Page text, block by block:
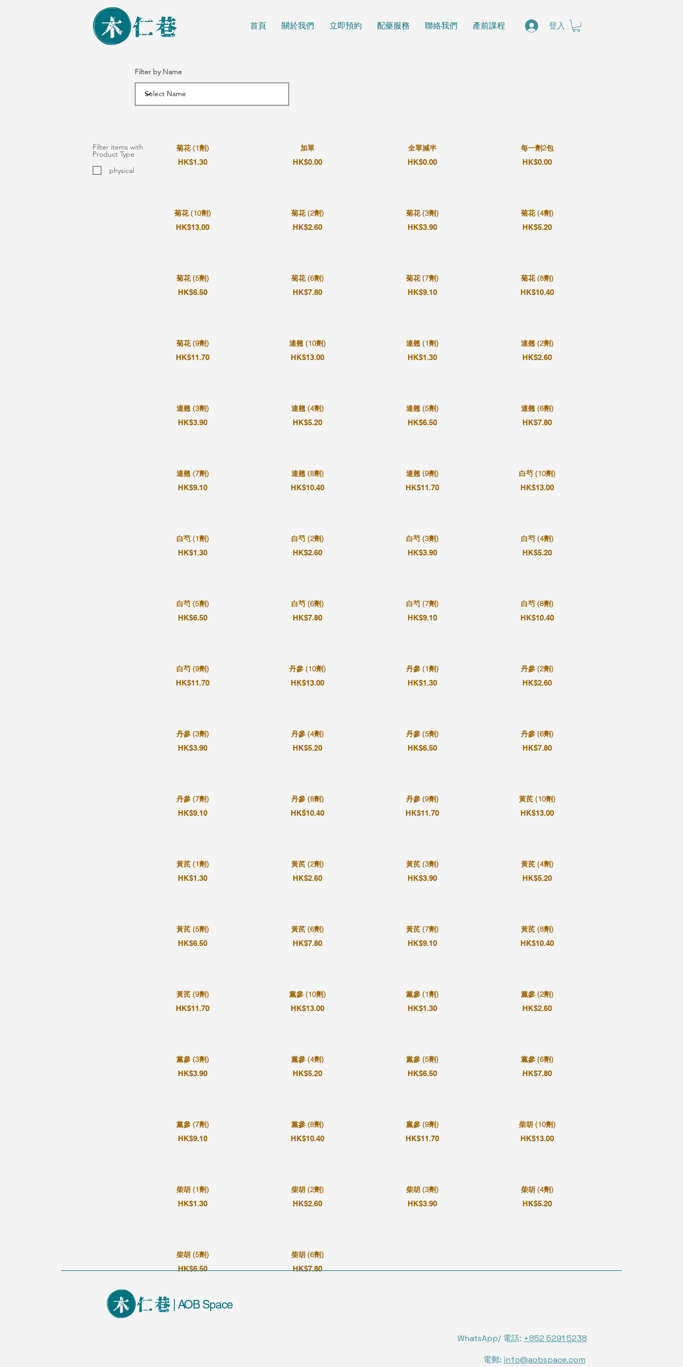
首頁 關於我們 立即預約 配藥服務 聯絡我們 產前課程 登入
Filter by Name
菊花 (1劑)
HK$1.30
菊花 (10劑)
HK$13.00
菊花 (5劑)
HK$6.50
菊花 (9劑)
HK$11.70
連翹 (3劑)
HK$3.90
連翹 (7劑)
HK$9.10
白芍 (1劑)
HK$1.30
白芍 (5劑)
HK$6.50
白芍 (9劑)
HK$11.70
丹參 (3劑)
HK$3.90
丹參 (7劑)
HK$9.10
黃芪 (1劑)
HK$1.30
黃芪 (5劑)
HK$6.50
黃芪 (9劑)
HK$11.70
黨參 (3劑)
HK$3.90
黨參 (7劑)
HK$9.10
柴胡 (1劑)
HK$1.30
柴胡 (5劑)
HK$6.50
加單
HK$0.00
菊花 (2劑)
HK$2.60
菊花 (6劑)
HK$7.80
連翹 (10劑)
HK$13.00
連翹 (4劑)
HK$5.20
連翹 (8劑)
HK$10.40
白芍 (2劑)
HK$2.60
白芍 (6劑)
HK$7.80
丹參 (10劑)
HK$13.00
丹參 (4劑)
HK$5.20
丹參 (8劑)
HK$10.40
黃芪 (2劑)
HK$2.60
黃芪 (6劑)
HK$7.80
黨參 (10劑)
HK$13.00
黨參 (4劑)
HK$5.20
黨參 (8劑)
HK$10.40
柴胡 (2劑)
HK$2.60
柴胡 (6劑)
HK$7.80
全單減半
HK$0.00
菊花 (3劑)
HK$3.90
菊花 (7劑)
HK$9.10
連翹 (1劑)
HK$1.30
連翹 (5劑)
HK$6.50
連翹 (9劑)
HK$11.70
白芍 (3劑)
HK$3.90
白芍 (7劑)
HK$9.10
丹參 (1劑)
HK$1.30
丹參 (5劑)
HK$6.50
丹參 (9劑)
HK$11.70
黃芪 (3劑)
HK$3.90
黃芪 (7劑)
HK$9.10
黨參 (1劑)
HK$1.30
黨參 (5劑)
HK$6.50
黨參 (9劑)
HK$11.70
柴胡 (3劑)
HK$3.90
每一劑2包
HK$0.00
菊花 (4劑)
HK$5.20
菊花 (8劑)
HK$10.40
連翹 (2劑)
HK$2.60
連翹 (6劑)
HK$7.80
白芍 (10劑)
HK$13.00
白芍 (4劑)
HK$5.20
白芍 (8劑)
HK$10.40
丹參 (2劑)
HK$2.60
丹參 (6劑)
HK$7.80
黃芪 (10劑)
HK$13.00
黃芪 (4劑)
HK$5.20
黃芪 (8劑)
HK$10.40
黨參 (2劑)
HK$2.60
黨參 (6劑)
HK$7.80
柴胡 (10劑)
HK$13.00
柴胡 (4劑)
HK$5.20
Filter items with
Product Type
physical
| AOB Space
WhatsApp/ 電話: +852 5291 5238
電郵: info@aobspace.com